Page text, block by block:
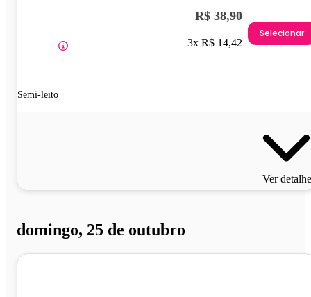
Semi-leito
R$ 38,90
3x R$ 14,42
Selecionar
Ver
domingo, 25 de outubro